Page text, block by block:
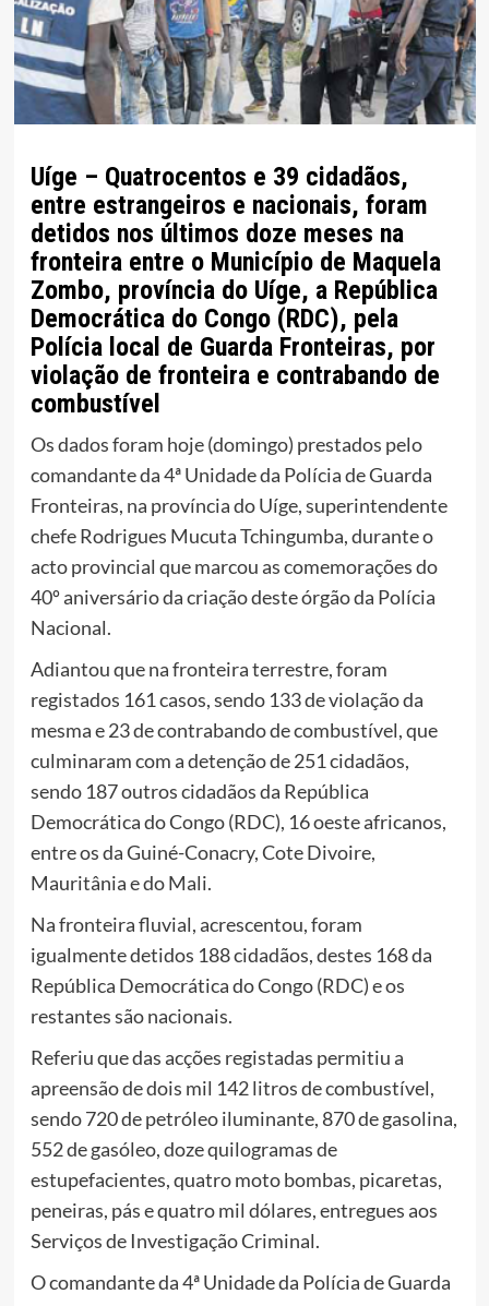
Uíge – Quatrocentos e 39 cidadãos,
entre estrangeiros e nacionais, foram
detidos nos últimos doze meses na
fronteira entre o Município de Maquela
Zombo, província do Uíge, a República
Democrática do Congo (RDC), pela
Polícia local de Guarda Fronteiras, por
violação de fronteira e contrabando de
combustível
Os dados foram hoje (domingo) prestados pelo
comandante da 4ª Unidade da Polícia de Guarda
Fronteiras, na província do Uíge, superintendente
chefe Rodrigues Mucuta Tchingumba, durante o
acto provincial que marcou as comemorações do
40º aniversário da criação deste órgão da Polícia
Nacional.
Adiantou que na fronteira terrestre, foram
registados 161 casos, sendo 133 de violação da
mesma e 23 de contrabando de combustível, que
culminaram com a detenção de 251 cidadãos,
sendo 187 outros cidadãos da República
Democrática do Congo (RDC), 16 oeste africanos,
entre os da Guiné-Conacry, Cote Divoire,
Mauritânia e do Mali.
Na fronteira fluvial, acrescentou, foram
igualmente detidos 188 cidadãos, destes 168 da
República Democrática do Congo (RDC) e os
restantes são nacionais.
Referiu que das acções registadas permitiu a
apreensão de dois mil 142 litros de combustível,
sendo 720 de petróleo iluminante, 870 de gasolina,
552 de gasóleo, doze quilogramas de
estupefacientes, quatro moto bombas, picaretas,
peneiras, pás e quatro mil dólares, entregues aos
Serviços de Investigação Criminal.
O comandante da 4ª Unidade da Polícia de Guarda